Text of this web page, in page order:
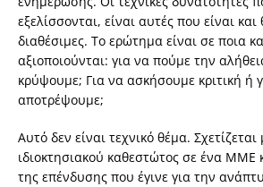
εξελίσσονται, είναι αυτές που είναι
διαθέσιμες. Το ερώτημα είναι σε ποια
αξιοποιούνται: για να πούμε την
κρύψουμε; Για να ασκήσουμε κριτική ή
αποτρέψουμε;
Αυτό δεν είναι τεχνικό θέμα. Σχετίζεται
ιδιοκτησιακού καθεστώτος σε ένα ΜΜΕ
της επένδυσης που έγινε για την